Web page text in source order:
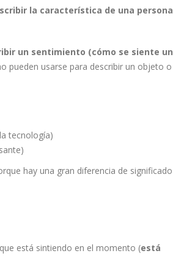
la característica de una
un sentimiento (cómo se siente
pueden usarse para describir un objeto o
tecnología)
hay una gran diferencia de
está sintiendo en el momento (está